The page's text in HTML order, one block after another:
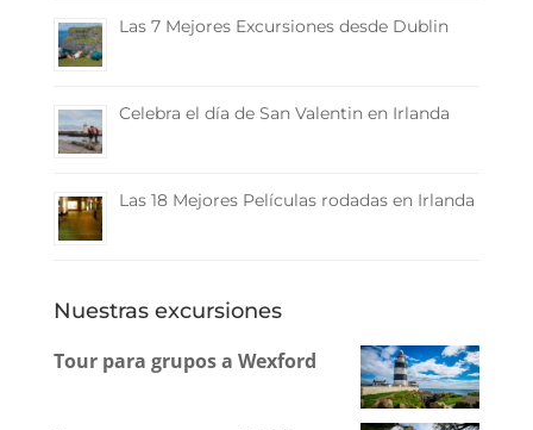
Las 7 Mejores Excursiones desde Dublin
Celebra el día de San Valentin en Irlanda
Las 18 Mejores Películas rodadas en Irlanda
Nuestras excursiones
Tour para grupos a Wexford